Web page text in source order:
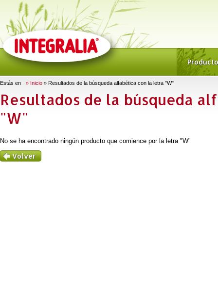
Estás en » Inicio » Resultados de la búsqueda alfabética con la letra "W"
Resultados de la búsqueda
"W"
No se ha encontrado ningún producto que comience por la letra "W"
Volver